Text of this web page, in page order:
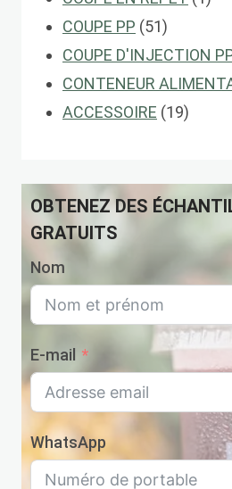
COUPE PP 5151
produits
COUPE D'INJECTION
CONTENEUR
ACCESSOIRE 1919
OBTENEZ DES
GRATUITS
Nom
E-mail
WhatsApp